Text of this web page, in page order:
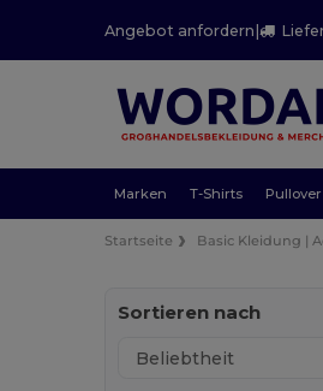
Angebot anfordern|
Marken T-Shirts
Startseite Basic Kleidung |
Sortieren nach